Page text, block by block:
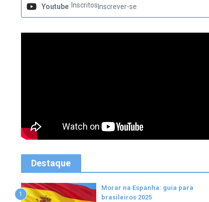
Youtube Inscritos Inscrever-se
Destaque
1
Morar na Espanha: guia para
brasileiros 2025